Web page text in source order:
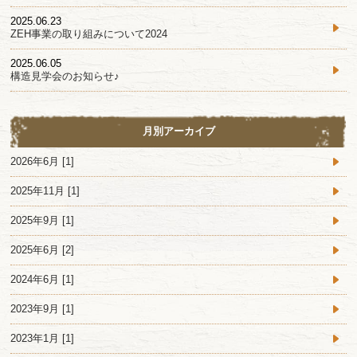
2025.06.23
ZEH事業の取り組みについて2024
2025.06.05
構造見学会のお知らせ♪
月別アーカイブ
2026年6月 [1]
2025年11月 [1]
2025年9月 [1]
2025年6月 [2]
2024年6月 [1]
2023年9月 [1]
2023年1月 [1]